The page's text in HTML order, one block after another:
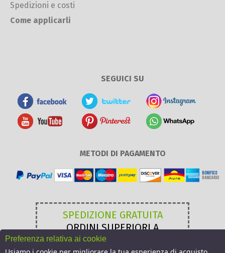
Spedizioni e costi
Come applicarli
SEGUICI SU
METODI DI PAGAMENTO
SPEDIZIONE GRATUITA
ORDINI SUPERIORI A
49,00 €
Preferenza relativa ai cookie